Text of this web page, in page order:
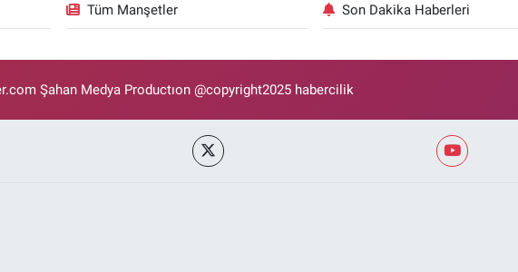
Tüm Manşetler Son Dakika Haberleri
Şahan Medya Productıon @copyright2025 habercilik